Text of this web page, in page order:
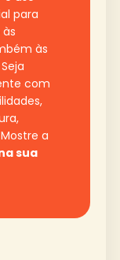
para
às
com
a
sua